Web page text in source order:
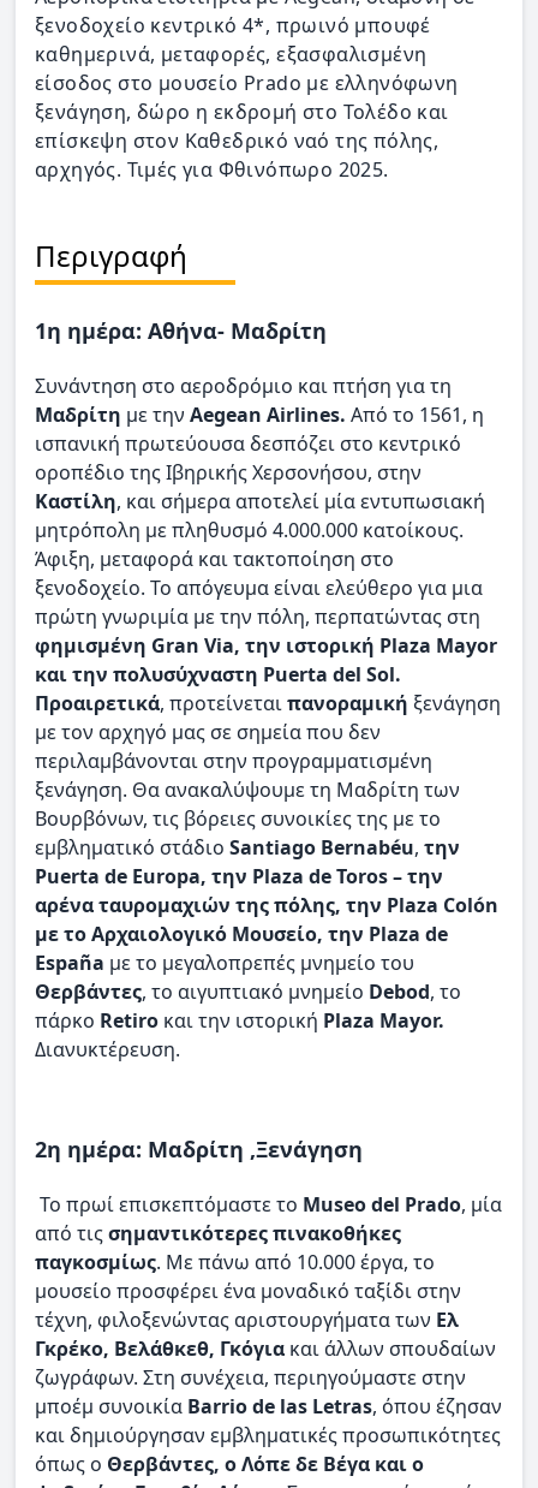
ξενοδοχείο κεντρικό 4*, πρωινό μπουφέ
καθημερινά, μεταφορές, εξασφαλισμένη
είσοδος στο μουσείο Prado με ελληνόφωνη
ξενάγηση, δώρο η εκδρομή στο Τολέδο και
επίσκεψη στον Καθεδρικό ναό της πόλης,
αρχηγός. Τιμές για Φθινόπωρο 2025.
Περιγραφή
1η ημέρα: Αθήνα- Μαδρίτη
Συνάντηση στο αεροδρόμιο και πτήση για τη
Μαδρίτη με την Aegean Airlines. Από το 1561, η
ισπανική πρωτεύουσα δεσπόζει στο κεντρικό
οροπέδιο της Ιβηρικής Χερσονήσου, στην
Καστίλη, και σήμερα αποτελεί μία εντυπωσιακή
μητρόπολη με πληθυσμό 4.000.000 κατοίκους.
Άφιξη, μεταφορά και τακτοποίηση στο
ξενοδοχείο. Το απόγευμα είναι ελεύθερο για μια
πρώτη γνωριμία με την πόλη, περπατώντας στη
φημισμένη Gran Via, την ιστορική Plaza Mayor
και την πολυσύχναστη Puerta del Sol.
Προαιρετικά, προτείνεταιπανοραμική ξενάγηση
με τον αρχηγό μας σε σημεία που δεν
περιλαμβάνονται στην προγραμματισμένη
ξενάγηση. Θα ανακαλύψουμε τη Μαδρίτη των
Βουρβόνων, τις βόρειες συνοικίες της με το
εμβληματικό στάδιο Santiago Bernabéu, την
Puerta de Europa, την Plaza de Toros – την
αρένα ταυρομαχιών της πόλης, την Plaza Colón
με το Αρχαιολογικό Μουσείο, την Plaza de
España με το μεγαλοπρεπές μνημείο του
Θερβάντες, το αιγυπτιακό μνημείο Debod, το
πάρκο Retiro και την ιστορική Plaza Mayor.
Διανυκτέρευση.
2η ημέρα: Μαδρίτη ,Ξενάγηση
Το πρωί επισκεπτόμαστε το Museo del Prado, μία
από τιςσημαντικότερες πινακοθήκες
παγκοσμίως. Με πάνω από 10.000 έργα, το
μουσείο προσφέρει ένα μοναδικό ταξίδι στην
τέχνη, φιλοξενώντας αριστουργήματα των Ελ
Γκρέκο, Βελάθκεθ, Γκόγια και άλλων σπουδαίων
ζωγράφων. Στη συνέχεια, περιηγούμαστε στην
μποέμ συνοικία Barrio de las Letras, όπου έζησαν
και δημιούργησαν εμβληματικές προσωπικότητες
όπως ο Θερβάντες, ο Λόπε δε Βέγα και ο